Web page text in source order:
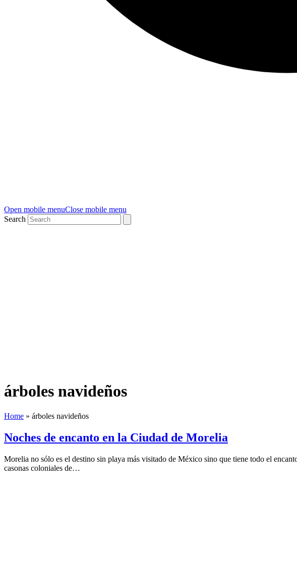
Open mobile menuClose mobile menu
Search
árboles navideños
Home » árboles navideños
Noches de encanto en la Ciudad de Morelia
Morelia no sólo es el destino sin playa más visitado de México sino que tiene todo el
casonas coloniales de…